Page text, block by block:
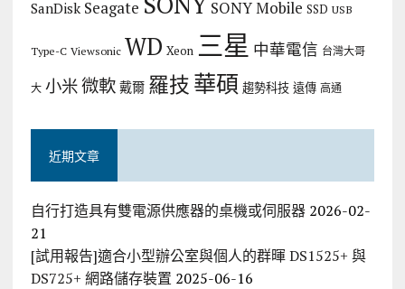
SanDisk Seagate SONY Mobile SSD USB
Type-C Viewsonic WD Xeon 三星 中華電信 台灣大哥
大 小米微軟 戴爾 羅技華碩 趨勢科技 遠傳 高通
近期文章
自行打造具有雙電源供應器的桌機或伺服器 2026-02-
21
[試用報告]適合小型辦公室與個人的群暉 DS1525+ 與
DS725+ 網路儲存裝置 2025-06-16